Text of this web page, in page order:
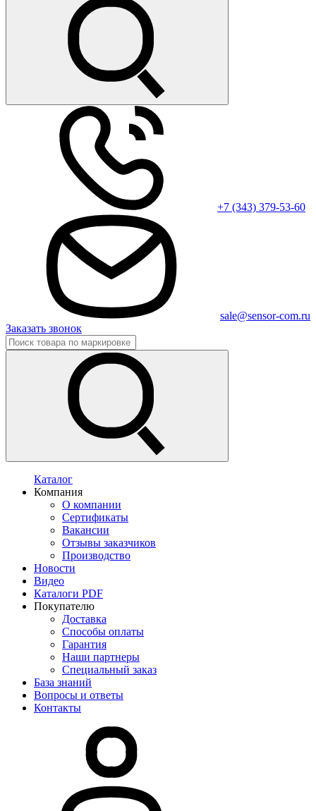
+7 (343) 379-53-60
sale@sensor-com.ru
Заказать звонок
Каталог
Компания
О компании
Сертификаты
Вакансии
Отзывы заказчиков
Производство
Новости
Видео
Каталоги PDF
Покупателю
Доставка
Способы оплаты
Гарантия
Наши партнеры
Специальный заказ
База знаний
Вопросы и ответы
Контакты